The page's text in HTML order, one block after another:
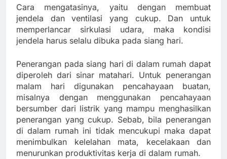
Cara mengatasinya, yaitu dengan membuat
jendela dan ventilasi yang cukup. Dan untuk
memperlancar sirkulasi udara, maka kondisi
jendela harus selalu dibuka pada siang hari.
Penerangan pada siang hari di dalam rumah dapat
diperoleh dari sinar matahari. Untuk penerangan
malam hari digunakan pencahayaan buatan,
misalnya dengan menggunakan pencahayaan
bersumber dari listrik yang mampu menghasilkan
penerangan yang cukup. Sebab, bila penerangan
di dalam rumah ini tidak mencukupi maka dapat
menimbulkan kelelahan mata, kecelakaan dan
menurunkan produktivitas kerja di dalam rumah.